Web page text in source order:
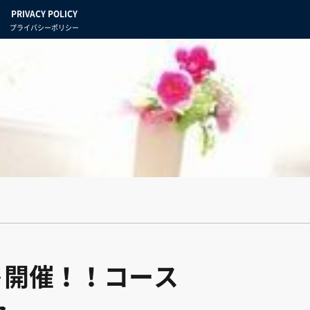
PRIVACY POLICY
プライバシーポリシー
催！！コース